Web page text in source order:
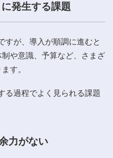
発生する課題
すが、導入が順調に進むと
や意識、予算など、さまざ
す。
る過程でよく見られる課題
力がない